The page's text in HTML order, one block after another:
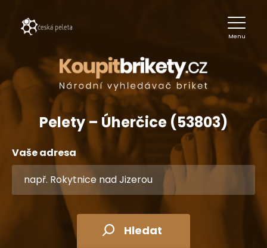
Menu
Pelety – Úherčice (53803)
Vaše adresa
Hledat